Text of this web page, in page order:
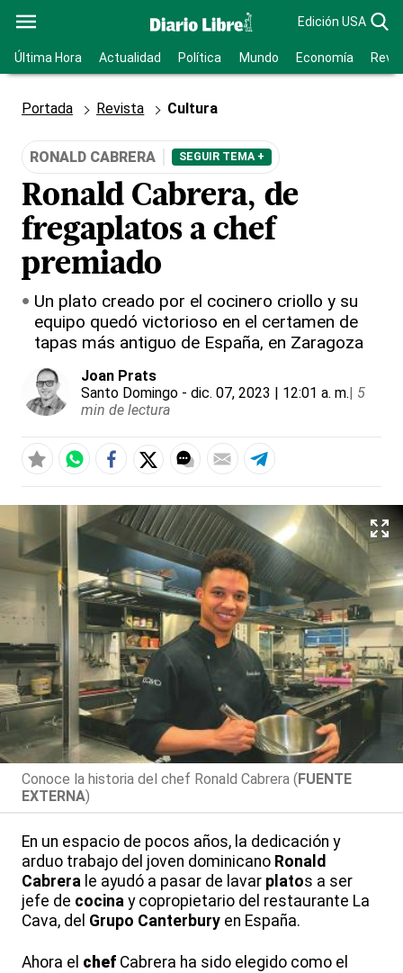
Edición USA
Última Hora Actualidad Política Mundo Economía
Portada Revista Cultura
RONALD CABRERA SEGUIR TEMA +
Ronald Cabrera, de
fregaplatos a chef
premiado
Un plato creado por el cocinero criollo y su
equipo quedó victorioso en el certamen de
tapas más antiguo de España, en Zaragoza
Joan Prats
Santo Domingo - dic. 07, 2023 | 12:01 a. m.| 5
min de lectura
Conoce la historia del chef Ronald Cabrera (FUENTE
EXTERNA)
En un espacio de pocos años, la dedicación y
arduo trabajo del joven dominicano Ronald
Cabrera le ayudó a pasar de lavar platos a ser
jefe de cocina y copropietario del restaurante La
Cava, del Grupo Canterbury en España.
Ahora el chef Cabrera ha sido elegido como el